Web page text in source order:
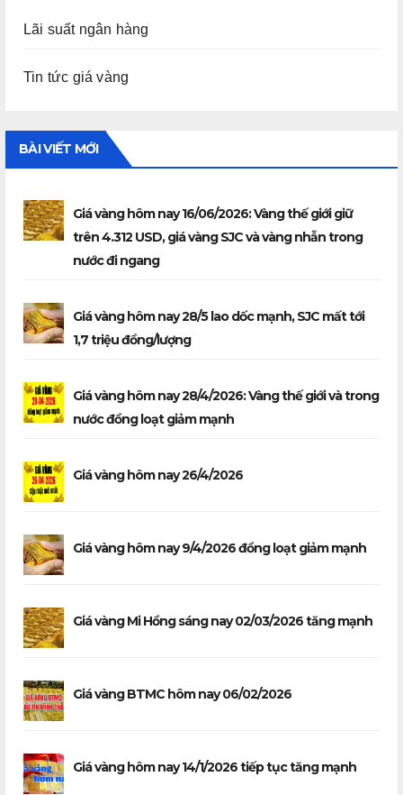
Lãi suất ngân hàng
Tin tức giá vàng
BÀI VIẾT MỚI
Giá vàng hôm nay 16/06/2026: Vàng thế giới giữ
trên 4.312 USD, giá vàng SJC và vàng nhẫn trong
nước đi ngang
Giá vàng hôm nay 28/5 lao dốc mạnh, SJC mất tới
1,7 triệu đồng/lượng
Giá vàng hôm nay 28/4/2026: Vàng thế giới và trong
nước đồng loạt giảm mạnh
Giá vàng hôm nay 26/4/2026
Giá vàng hôm nay 9/4/2026 đồng loạt giảm mạnh
Giá vàng Mi Hồng sáng nay 02/03/2026 tăng mạnh
Giá vàng BTMC hôm nay 06/02/2026
Giá vàng hôm nay 14/1/2026 tiếp tục tăng mạnh